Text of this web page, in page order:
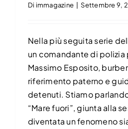
Di immagazine Settembre 9,
Nella più seguita serie
un comandante di polizia
Massimo Esposito,
riferimento paterno e
detenuti. Stiamo
“Mare fuori”, giunta alla
diventata un fenomeno